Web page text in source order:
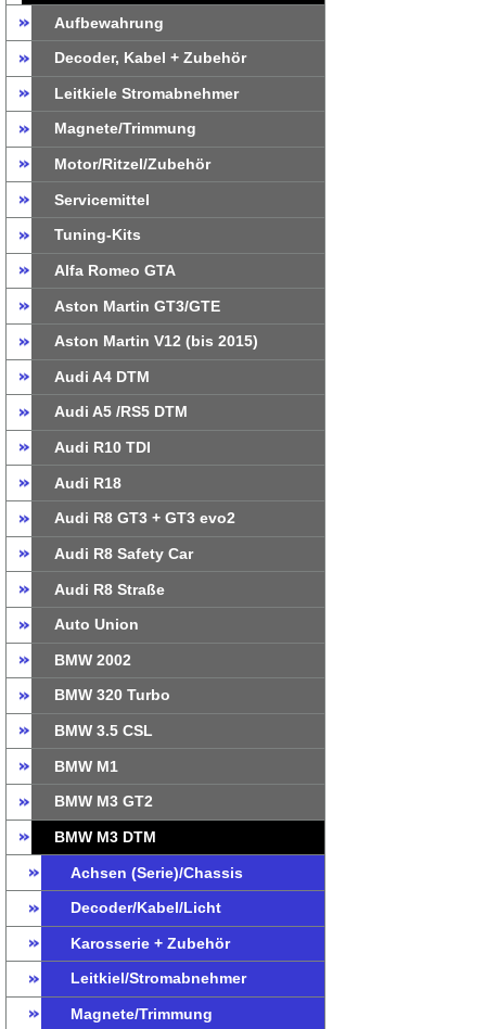
Aufbewahrung
Decoder, Kabel + Zubehör
Leitkiele Stromabnehmer
Magnete/Trimmung
Motor/Ritzel/Zubehör
Servicemittel
Tuning-Kits
Alfa Romeo GTA
Aston Martin GT3/GTE
Aston Martin V12 (bis 2015)
Audi A4 DTM
Audi A5 /RS5 DTM
Audi R10 TDI
Audi R18
Audi R8 GT3 + GT3 evo2
Audi R8 Safety Car
Audi R8 Straße
Auto Union
BMW 2002
BMW 320 Turbo
BMW 3.5 CSL
BMW M1
BMW M3 GT2
BMW M3 DTM
Achsen (Serie)/Chassis
Decoder/Kabel/Licht
Karosserie + Zubehör
Leitkiel/Stromabnehmer
Magnete/Trimmung